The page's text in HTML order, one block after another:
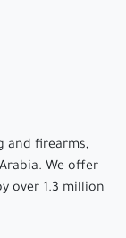
and firearms,
We offer
over 1.3 million